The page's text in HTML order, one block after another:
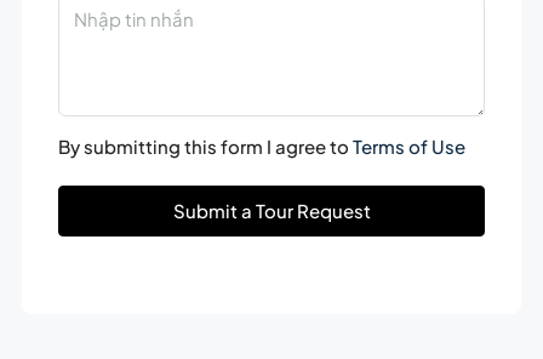
By submitting this form I agree to Terms of Use
Submit a Tour Request